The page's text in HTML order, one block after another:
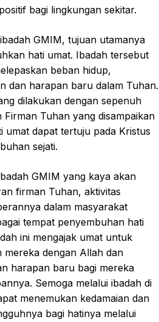
bagi lingkungan sekitar.
GMIM, tujuan utamanya
hati umat. Ibadah tersebut
beban hidup,
dan harapan baru dalam Tuhan.
dilakukan dengan sepenuh
Tuhan yang disampaikan
umat dapat tertuju pada Kristus
sejati.
GMIM yang kaya akan
firman Tuhan, aktivitas
dalam masyarakat
tempat penyembuhan hati
ini mengajak umat untuk
dengan Allah dan
harapan baru bagi mereka
Semoga melalui ibadah di
menemukan kedamaian dan
bagi hatinya melalui